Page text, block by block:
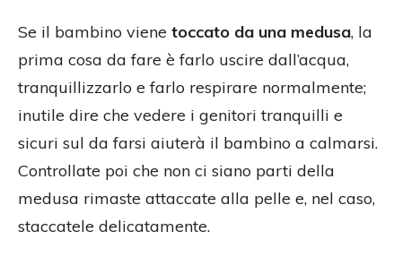
Se il bambino viene toccato da una medusa, la
prima cosa da fare è farlo uscire dall’acqua,
tranquillizzarlo e farlo respirare normalmente;
inutile dire che vedere i genitori tranquilli e
sicuri sul da farsi aiuterà il bambino a calmarsi.
Controllate poi che non ci siano parti della
medusa rimaste attaccate alla pelle e, nel caso,
staccatele delicatamente.